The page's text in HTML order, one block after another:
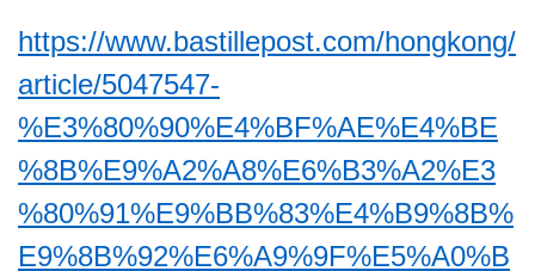
https://www.bastillepost.com/hongkong/
article/5047547-
%E3%80%90%E4%BF%AE%E4%BE
%8B%E9%A2%A8%E6%B3%A2%E3
%80%91%E9%BB%83%E4%B9%8B%
E9%8B%92%E6%A9%9F%E5%A0%B